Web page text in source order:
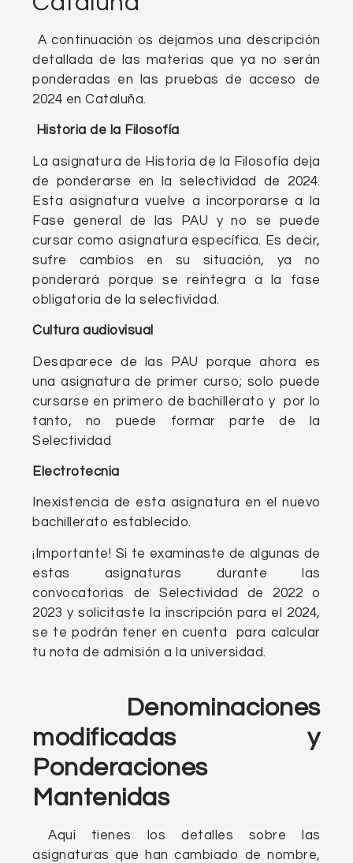
A continuación os dejamos una descripción
detallada de las materias que ya no serán
ponderadas en las pruebas de acceso de
2024 en Cataluña.
Historia de la Filosofía
La asignatura de Historia de la Filosofía deja
de ponderarse en la selectividad de 2024.
Esta asignatura vuelve a incorporarse a la
Fase general de las PAU y no se puede
cursar como asignatura específica. Es decir,
sufre cambios en su situación, ya no
ponderará porque se reintegra a la fase
obligatoria de la selectividad.
Cultura audiovisual
Desaparece de las PAU porque ahora es
una asignatura de primer curso; solo puede
cursarse en primero de bachillerato y por lo
tanto, no puede formar parte de la
Selectividad
Electrotecnia
Inexistencia de esta asignatura en el nuevo
bachillerato establecido.
¡Importante! Si te examinaste de algunas de
estas asignaturas durante las
convocatorias de Selectividad de 2022 o
2023 y solicitaste la inscripción para el 2024,
se te podrán tener en cuenta para calcular
tu nota de admisión a la universidad.
Denominaciones
modificadas y
Ponderaciones
Mantenidas
Aquí tienes los detalles sobre las
asignaturas que han cambiado de nombre,